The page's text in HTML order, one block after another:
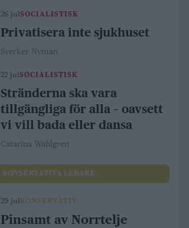
26 julSOCIALISTISK
Privatisera inte sjukhuset
Sverker Nyman
22 julSOCIALISTISK
Stränderna ska vara
tillgängliga för alla – oavsett
vi vill bada eller dansa
Catarina Wahlgren
KONSERVATIVA LEDARE
29 jul KONSERVATIV
Pinsamt av Norrtelje